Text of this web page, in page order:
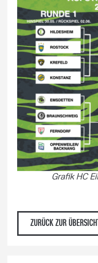
Grafik HC
ZURÜCK ZUR